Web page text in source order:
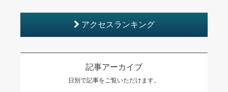
アクセスランキング
記事アーカイブ
日別で記事をご覧いただけます。